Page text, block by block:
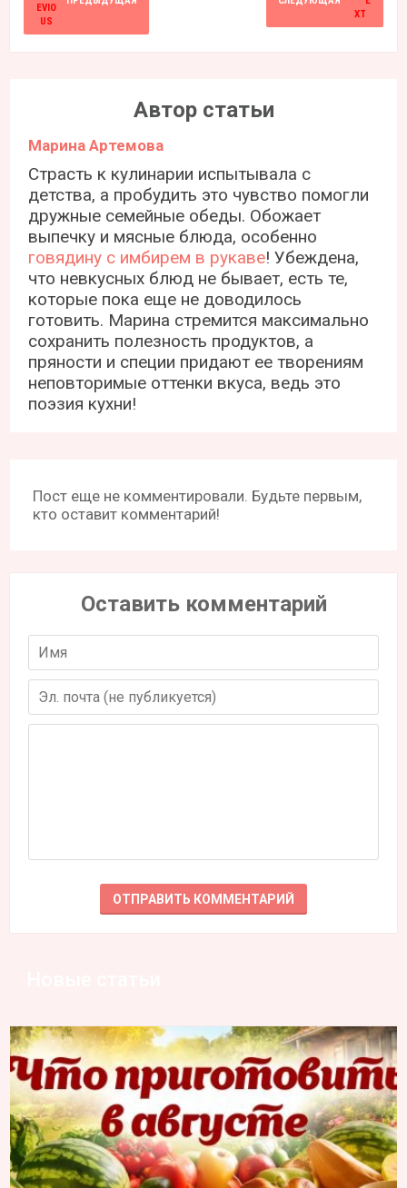
Автор статьи
Марина Артемова
Страсть к кулинарии испытывала с
детства, а пробудить это чувство помогли
дружные семейные обеды. Обожает
выпечку и мясные блюда, особенно
говядину с имбирем в рукаве! Убеждена,
что невкусных блюд не бывает, есть те,
которые пока еще не доводилось
готовить. Марина стремится максимально
сохранить полезность продуктов, а
пряности и специи придают ее творениям
неповторимые оттенки вкуса, ведь это
поэзия кухни!
Пост еще не комментировали. Будьте первым,
кто оставит комментарий!
Оставить комментарий